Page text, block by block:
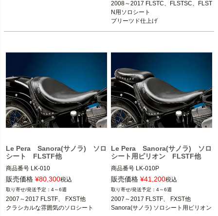
Le Pera(ラペラ)
2008～2017 FLSTC、FLSTSC、FLST
N用ソロシート
プリーツド仕上げ
Le Pera Sanora(サノラ) ソロ
シート FLSTF他
商品番号 LK-010
メーカー型番：LK-010
2007～2017 FLSTF/B
販売価格 ¥80,300税込
4～6週
2007～2017 FLSTF、 FXST他
クラシカルな雰囲気のソロシート
Le Pera Sanora(サノラ) ソロ
シート用ピリオン FLSTF他
商品番号 LK-010P
メーカー型番：LK-010P
2007～2017 FLSTF/B
販売価格 ¥41,200税込
4～6週
2007～2017 FLSTF、 FXST他
Sanora(サノラ) ソロシート用ピリオン